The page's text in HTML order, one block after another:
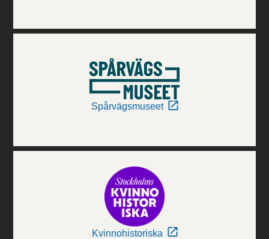
Spårvägsmuseet
Kvinnohistoriska